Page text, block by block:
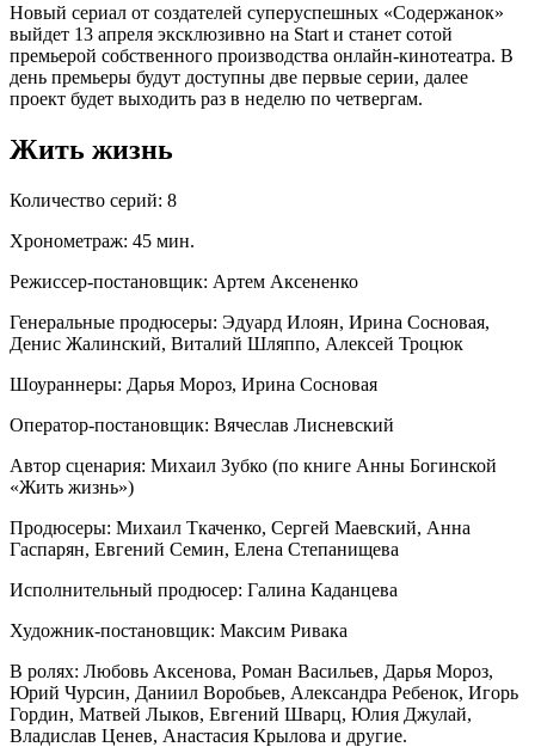
Новый сериал от создателей суперуспешных «Содержанок»
выйдет 13 апреля эксклюзивно на Start и станет сотой
премьерой собственного производства онлайн-кинотеатра. В
день премьеры будут доступны две первые серии, далее
проект будет выходить раз в неделю по четвергам.
Жить жизнь
Количество серий: 8
Хронометраж: 45 мин.
Режиссер-постановщик: Артем Аксененко
Генеральные продюсеры: Эдуард Илоян, Ирина Сосновая,
Денис Жалинский, Виталий Шляппо, Алексей Троцюк
Шоураннеры: Дарья Мороз, Ирина Сосновая
Оператор-постановщик: Вячеслав Лисневский
Автор сценария: Михаил Зубко (по книге Анны Богинской
«Жить жизнь»)
Продюсеры: Михаил Ткаченко, Сергей Маевский, Анна
Гаспарян, Евгений Семин, Елена Степанищева
Исполнительный продюсер: Галина Каданцева
Художник-постановщик: Максим Ривака
В ролях: Любовь Аксенова, Роман Васильев, Дарья Мороз,
Юрий Чурсин, Даниил Воробьев, Александра Ребенок, Игорь
Гордин, Матвей Лыков, Евгений Шварц, Юлия Джулай,
Владислав Ценев, Анастасия Крылова и другие.